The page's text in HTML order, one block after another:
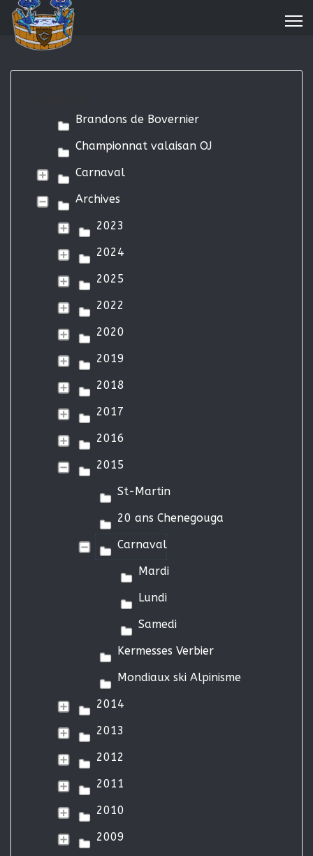
Brandons de Bovernier
Championnat valaisan OJ
Carnaval
Archives
2023
2024
2025
2022
2020
2019
2018
2017
2016
2015
St-Martin
20 ans Chenegouga
Carnaval
Mardi
Lundi
Samedi
Kermesses Verbier
Mondiaux ski Alpinisme
2014
2013
2012
2011
2010
2009